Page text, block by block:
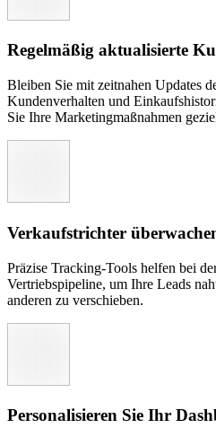
Regelmäßig aktualisierte
Bleiben Sie mit zeitnahen Updates
Kundenverhalten und
Sie Ihre Marketingmaßnahmen
Verkaufstrichter
Präzise Tracking-Tools helfen bei
Vertriebspipeline, um Ihre Leads
anderen zu verschieben.
Personalisieren Sie Ihr